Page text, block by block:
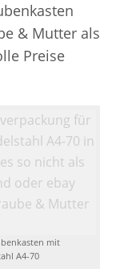
& Mutter als
Preise
mit
A4-70